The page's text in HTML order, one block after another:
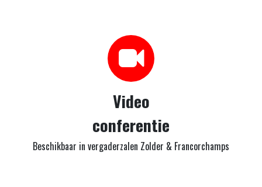
Video
conferentie
Beschikbaar in vergaderzalen Zolder & Francorchamps